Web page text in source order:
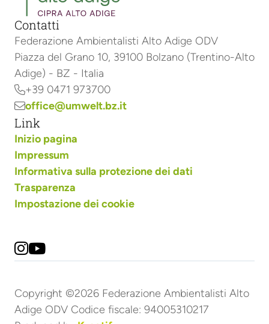
Contatti
Federazione Ambientalisti Alto Adige ODV
Piazza del Grano 10, 39100 Bolzano (Trentino-Alto
Adige) - BZ - Italia
+39 0471 973700
office@umwelt.bz.it
Link
Inizio pagina
Impressum
Informativa sulla protezione dei dati
Trasparenza
Impostazione dei cookie

Copyright ©2026 Federazione Ambientalisti Alto
Adige ODV Codice fiscale: 94005310217